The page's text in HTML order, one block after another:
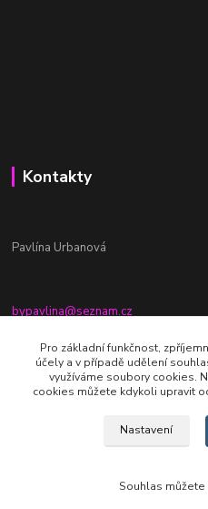
Kontakty
Pavlína Urbanová
bypavlina@seznam.cz
+420774917196
Fb stránka - By pavlina
Pro základní funkčnost,
účely a v případě udělení
využíváme soubory cookies.
cookies můžete kdykoli upravit
Nastavení
Souhlas